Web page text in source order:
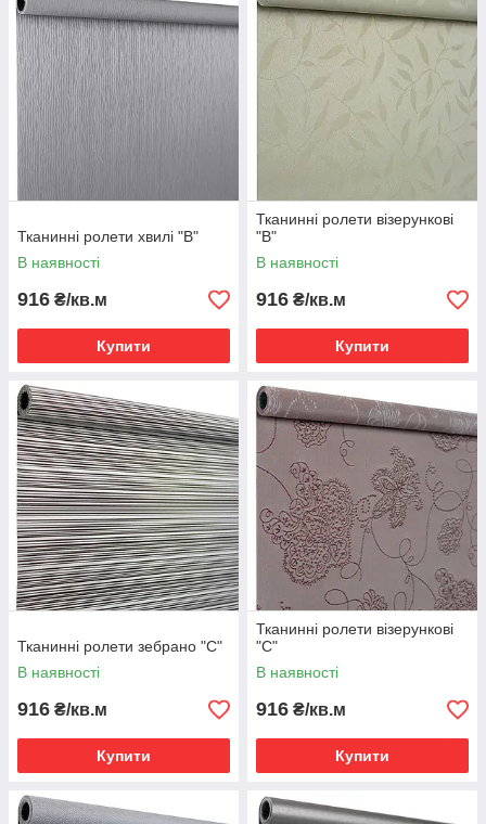
Тканинні ролети хвилі "В"
В наявності
916 ₴/кв.м
Купити
Тканинні ролети візерункові
"В"
В наявності
916 ₴/кв.м
Купити
Тканинні ролети зебрано "С"
В наявності
916 ₴/кв.м
Купити
Тканинні ролети візерункові
"С"
В наявності
916 ₴/кв.м
Купити